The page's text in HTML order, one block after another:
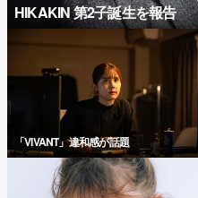
HIKAKIN 第2子誕生を報告
「VIVANT」違和感が話題